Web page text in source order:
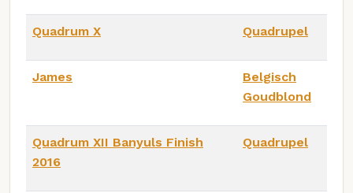
Quadrum X Quadrupel
James
Belgisch
Goudblond
Quadrum XII Banyuls Finish
2016
Quadrupel